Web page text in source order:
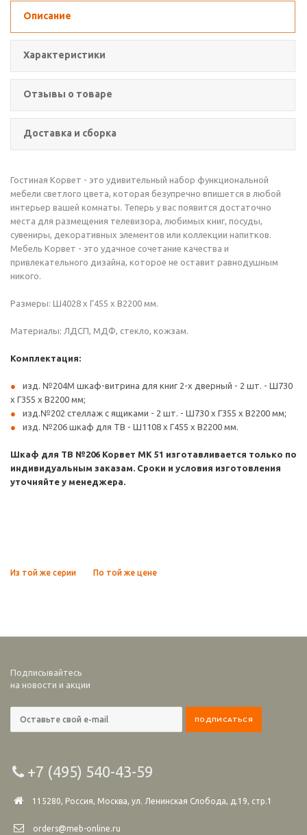
Описание
Характеристики
Отзывы о товаре
Доставка и сборка
Гостиная Корвет - это удивительный набор функциональной
мебели светлого цвета, которая безупречно впишется в любой
интерьер вашей комнаты. Теперь у вас появится достаточно
места для размещения телевизора, любимых книг, посуды,
сувениры, декоративных элементов или коллекции напитков.
Мебель Корвет - это удачное сочетание качества и
привлекательного дизайна, которое не оставит равнодушным
никого.
Размеры: Ш4028 х Г455 х В2200 мм.
Материалы: ЛДСП, МДФ, стекло, кожзам.
Комплектация:
изд. №204М шкаф-витрина для книг 2-х дверный - 2 шт. - Ш730
х Г355 х В2200 мм;
изд.№202 стеллаж с ящиками - 2 шт. - Ш730 х Г355 х В2200 мм;
изд. №206 шкаф для ТВ - Ш1108 х Г455 х В2200 мм.
Шкаф для ТВ №206 Корвет МК 51 изготавливается только по
индивидуальным заказам. Сроки и условия изготовления
уточняйте у менеджера.
Из той же серии По той же цене
Подписывайтесь
на новости и акции
+7 (495) 540-43-59
115280, Россия, Москва, ул. Ленинская Слобода, д.19, стр.1
orders@meb-online.ru